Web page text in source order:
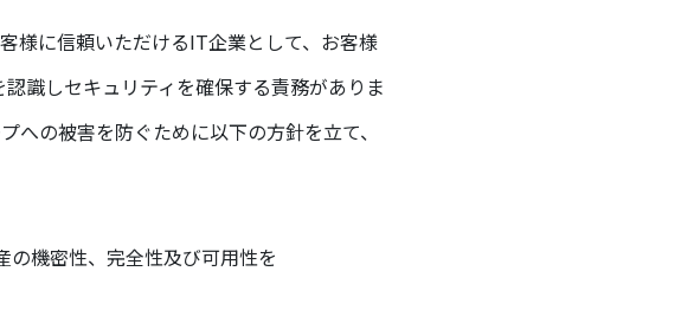
様に信頼いただけるIT企業として、お客様
識しセキュリティを確保する責務がありま
への被害を防ぐために以下の方針を立て、
機密性、完全性及び可用性を